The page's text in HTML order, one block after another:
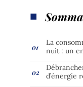
La
nuit : un
d’énergie